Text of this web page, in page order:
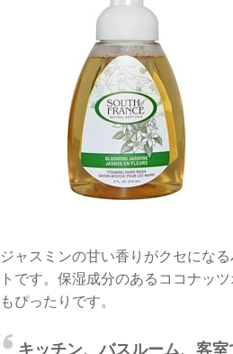
ジャスミンの甘い香りがクセにな
トです。保湿成分のあるココナッ
もぴったりです。
キッチン、バスルーム、客